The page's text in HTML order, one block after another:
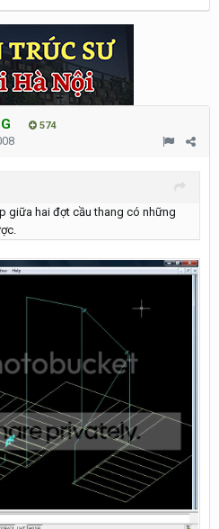
574
giữa hai đợt cầu thang có những